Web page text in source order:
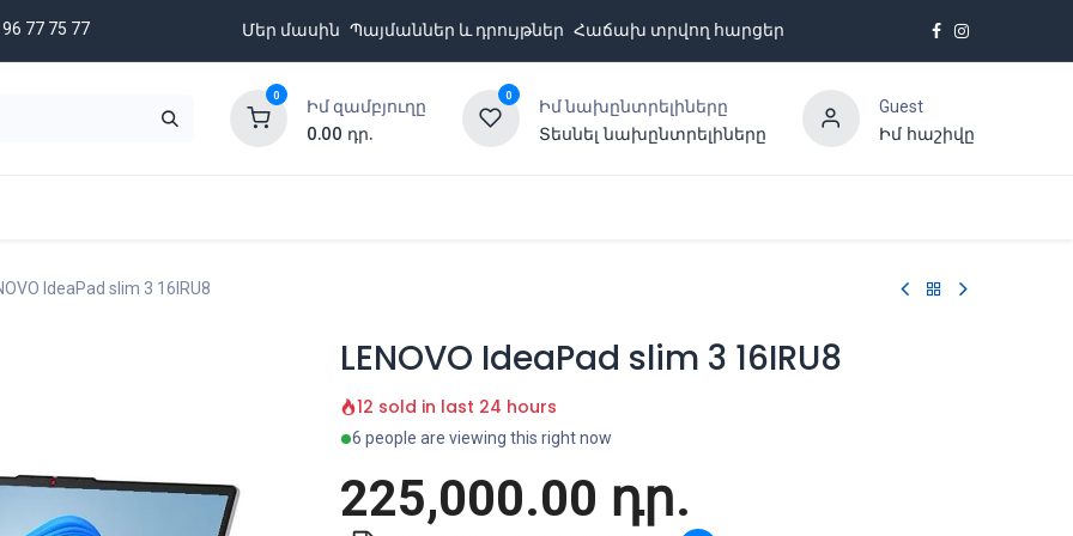
77 75 77 Մեր մասին Պայմաններ և դրույթներ Հաճախ տրվող հարցեր
0
Իմ զամբյուղը
0.00 դր.
0
Իմ նախընտրելիները
Տեսնել նախընտրելիները
Guest
Իմ հաշիվը
IdeaPad slim 3 16IRU8
LENOVO IdeaPad slim 3 16IRU8
12 sold in last 24 hours
6 people are viewing this right now
225,000.00 դր.